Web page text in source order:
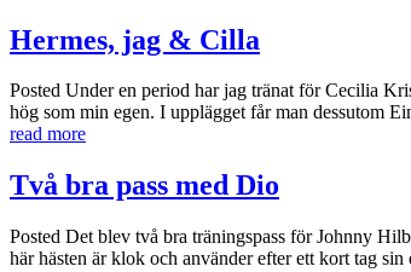
Hermes, jag & Cilla
Posted Under en period har jag tränat för Cecilia
hög som min egen. I upplägget får man dessutom
read more
Två bra pass med Dio
Posted Det blev två bra träningspass för Johnny
här hästen är klok och använder efter ett kort tag